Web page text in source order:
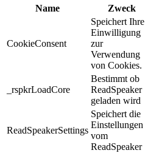
Name Zweck
CookieConsent
Speichert Ihre
Einwilligung
zur
Verwendung
von Cookies.
_rspkrLoadCore
Bestimmt ob
ReadSpeaker
geladen wird
ReadSpeakerSettings
Speichert die
Einstellungen
vom
ReadSpeaker